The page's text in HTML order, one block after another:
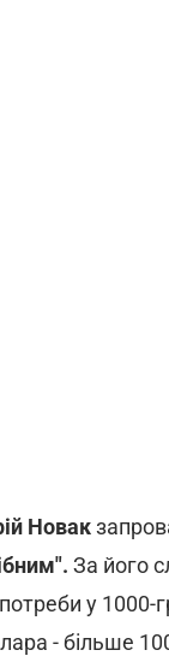
Новак
За його
у
- більше